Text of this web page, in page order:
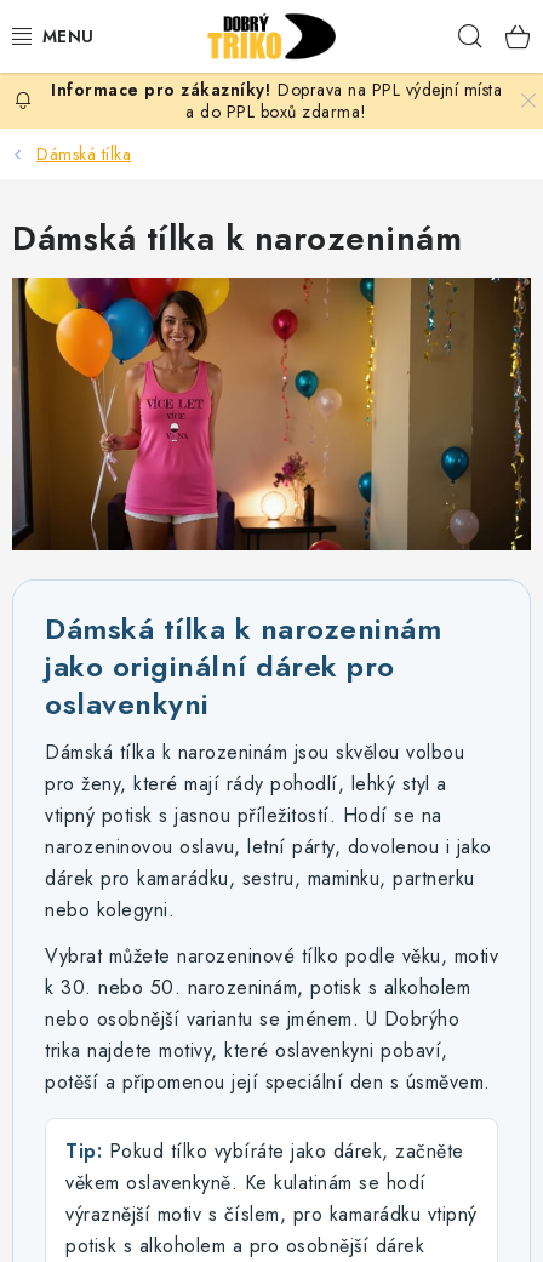
na
PRO ŽENY
PRO MUŽE
PRO DĚTI
DOPLŇKY
PRO PÁRY
VLASTNÍ MOTIV
TRIČKA
MIKINY
B2B
VÁNOCE
PROVIZNÍ SYSTÉM
Časté otázky
Obchodní podmínky
Zásady zpracování ochrany osobních údajů
Napište nám
Kontakty
Doprava na PPL výdejní místa
a do PPL boxů zdarma!
Dámská tílka
Dámská tílka k narozeninám
Dámská tílka k narozeninám
jako originální dárek pro
oslavenkyni
Dámská tílka k narozeninám jsou skvělou volbou
pro ženy, které mají rády pohodlí, lehký styl a
vtipný potisk s jasnou příležitostí. Hodí se na
narozeninovou oslavu, letní párty, dovolenou i jako
dárek pro kamarádku, sestru, maminku, partnerku
nebo kolegyni.
Vybrat můžete narozeninové tílko podle věku, motiv
k 30. nebo 50. narozeninám, potisk s alkoholem
nebo osobnější variantu se jménem. U Dobrýho
trika najdete motivy, které oslavenkyni pobaví,
potěší a připomenou její speciální den s úsměvem.
Tip: Pokud tílko vybíráte jako dárek, začněte
věkem oslavenkyně. Ke kulatinám se hodí
výraznější motiv s číslem, pro kamarádku vtipný
potisk s alkoholem a pro osobnější dárek